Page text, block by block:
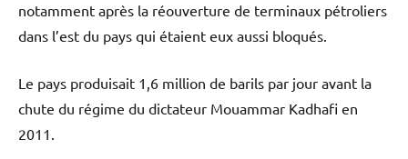
notamment après la réouverture de terminaux pétroliers
dans l’est du pays qui étaient eux aussi bloqués.
Le pays produisait 1,6 million de barils par jour avant la
chute du régime du dictateur Mouammar Kadhafi en
2011.